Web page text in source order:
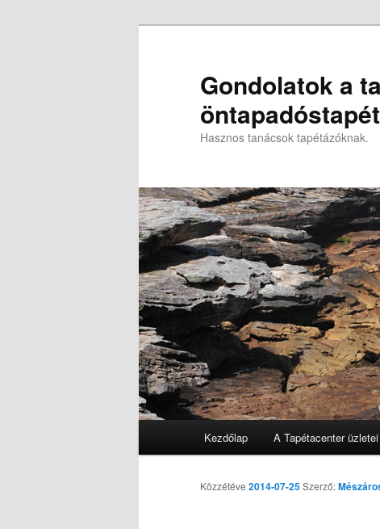
Gondolatok a
Hasznos tanácsok tapétázóknak.
Tovább az elsődleges tartalomra
Kezdőlap A Tapétacenter üzletei
Közzétéve 2014-07-25Szerző: